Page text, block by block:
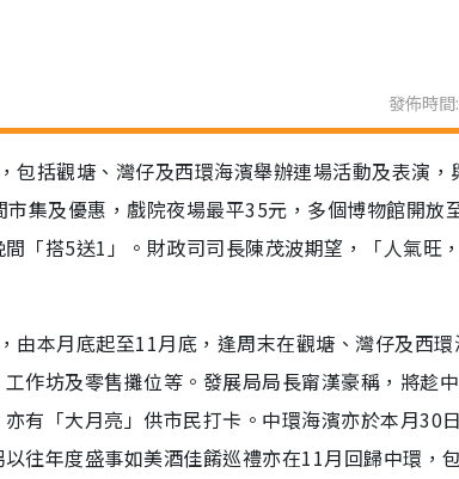
發佈時
包括觀塘、灣仔及西環海濱舉辦連場活動及表演，
集及優惠，戲院夜場最平35元，多個博物館開放
「搭5送1」。財政司司長陳茂波期望，「人氣旺
由本月底起至11月底，逢周末在觀塘、灣仔及西
作坊及零售攤位等。發展局局長甯漢豪稱，將趁
有「大月亮」供市民打卡。中環海濱亦於本月30
往年度盛事如美酒佳餚巡禮亦在11月回歸中環，